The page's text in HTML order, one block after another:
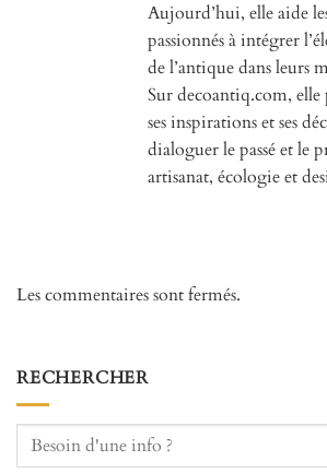
Aujourd’hui, elle aide
passionnés à intégrer
de l’antique dans leurs
Sur decoantiq.com, elle
ses inspirations et ses
dialoguer le passé et le
artisanat, écologie et
Les commentaires sont fermés.
RECHERCHER